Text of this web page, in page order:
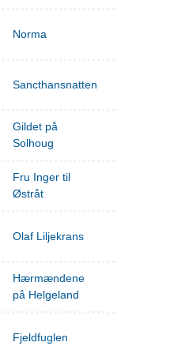
Norma
Sancthansnatten
Gildet på
Solhoug
Fru Inger til
Østråt
Olaf Liljekrans
Hærmændene
på Helgeland
Fjeldfuglen